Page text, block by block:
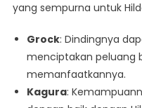
yang sempurna untuk
Grock: Dindingnya
menciptakan peluang
memanfaatkannya.
Kagura: